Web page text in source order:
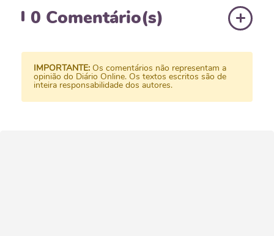
0 Comentário(s)
IMPORTANTE: Os comentários não representam a
opinião do Diário Online. Os textos escritos são de
inteira responsabilidade dos autores.